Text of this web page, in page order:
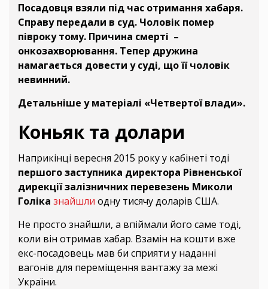
Посадовця взяли під час отримання хабаря.
Справу передали в суд. Чоловік помер
півроку тому. Причина смерті –
онкозахворювання. Тепер дружина
намагається довести у суді, що її чоловік
невинний.
Детальніше у матеріалі «Четвертої влади».
Коньяк та долари
Наприкінці вересня 2015 року у кабінеті тоді
першого заступника директора Рівненської
дирекції залізничних перевезень Миколи
Голіка знайшли одну тисячу доларів США.
Не просто знайшли, а впіймали його саме тоді,
коли він отримав хабар. Взамін на кошти вже
екс-посадовець мав би сприяти у наданні
вагонів для переміщення вантажу за межі
України.